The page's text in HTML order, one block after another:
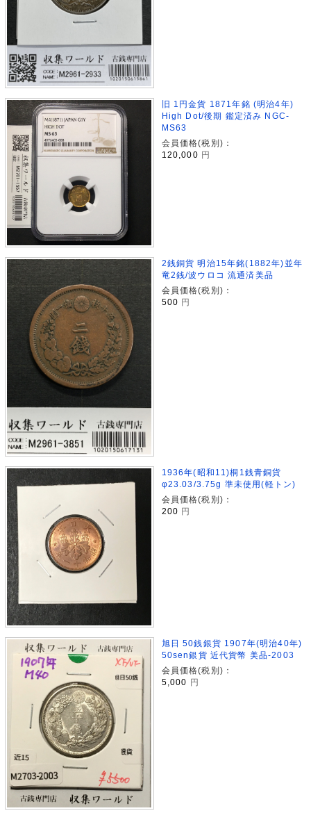
旧 1円金貨 1871年銘 (明治4年)
High Dot/後期 鑑定済み NGC-
MS63
会員価格(税別)：
120,000 円
2銭銅貨 明治15年銘(1882年)並年
竜2銭/波ウロコ 流通済美品
会員価格(税別)：
500 円
1936年(昭和11)桐1銭青銅貨
φ23.03/3.75g 準未使用(軽トン)
会員価格(税別)：
200 円
旭日 50銭銀貨 1907年(明治40年)
50sen銀貨 近代貨幣 美品-2003
会員価格(税別)：
5,000 円